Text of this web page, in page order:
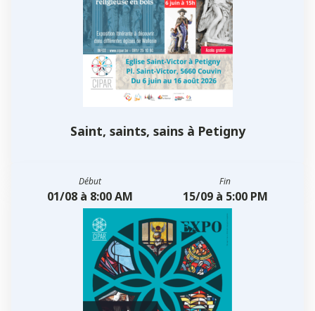
Saint, saints, sains à Petigny
Début
01/08 à 8:00 AM
Fin
15/09 à 5:00 PM